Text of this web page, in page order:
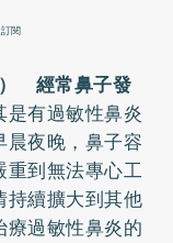
閱
經常鼻子發
是有過敏性鼻炎
晨夜晚，鼻子容
到無法專心工
持續擴大到其他
療過敏性鼻炎的